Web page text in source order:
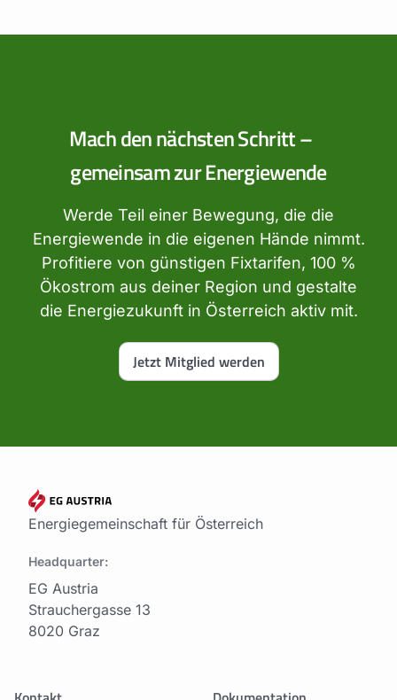
Mach den nächsten Schritt –
gemeinsam zur Energiewende
Werde Teil einer Bewegung, die die
Energiewende in die eigenen Hände nimmt.
Profitiere von günstigen Fixtarifen, 100 %
Ökostrom aus deiner Region und gestalte
die Energiezukunft in Österreich aktiv mit.
Jetzt Mitglied werden
Energiegemeinschaft für Österreich
Headquarter:
EG Austria
Strauchergasse 13
8020 Graz